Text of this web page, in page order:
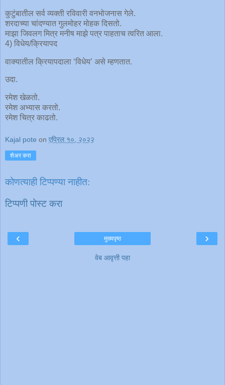
कुटुंबातील सर्व व्यक्ती रविवारी वनभोजनास गेले.
शरदाच्या चांदण्यात गुलमोहर मोहक दिसतो.
माझा जिवलग मित्र मनीष माझे पत्र पाहताच त्वरित आला.
4) विधेय/क्रियापद
वाक्यातील क्रियापदाला ‘विधेय’ असे म्हणतात.
उदा.
रमेश खेळतो.
रमेश अभ्यास करतो.
रमेश चित्र काढतो.
Kajal pote on एप्रिल १०, २०२२
शेअर करा
कोणत्याही टिप्पण्‍या नाहीत:
टिप्पणी पोस्ट करा
‹ ›
मुख्यपृष्ठ
वेब आवृत्ती पहा